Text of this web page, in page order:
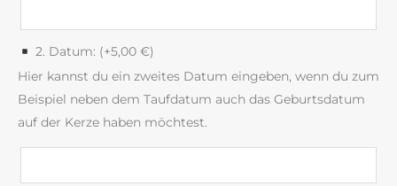
2. Datum: (+5,00 €)
Hier kannst du ein zweites Datum eingeben, wenn du zum
Beispiel neben dem Taufdatum auch das Geburtsdatum
auf der Kerze haben möchtest.